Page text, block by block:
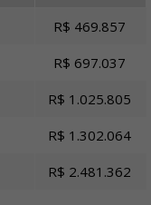
R$ 469.857
R$ 697.037
R$ 1.025.805
R$ 1.302.064
R$ 2.481.362